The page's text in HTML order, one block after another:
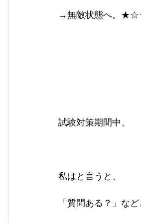
→無敵状態へ。
試験対策期間中、
私はと言うと、
「質問ある？」など